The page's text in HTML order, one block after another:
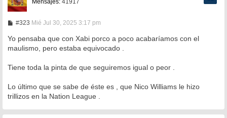
Mensajes:41917
#323M
n
a
e
Mié Jul 30, 2025 3:17 pm
Yo pensaba que con Xabi porco a poco acabaríamos con el
maulismo, pero estaba equivocado .
Tiene toda la pinta de que seguiremos igual o peor .
Lo último que se sabe de éste es , que Nico Williams le hizo
trillizos en la Nation League .